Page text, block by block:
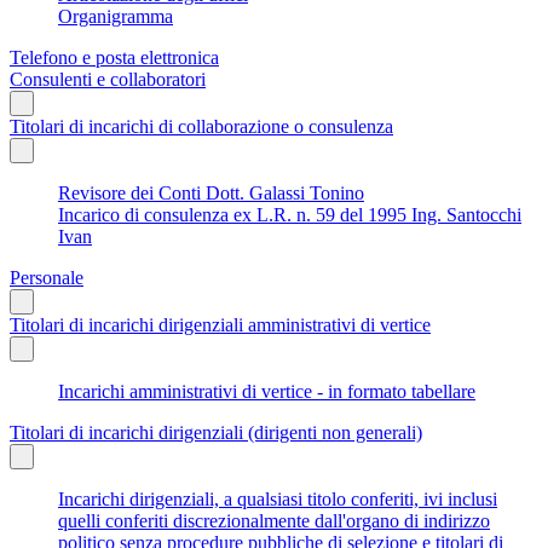
Organigramma
Telefono e posta elettronica
Consulenti e collaboratori
Titolari di incarichi di collaborazione o consulenza
Revisore dei Conti Dott. Galassi Tonino
Incarico di consulenza ex L.R. n. 59 del 1995 Ing. Santocchi
Ivan
Personale
Titolari di incarichi dirigenziali amministrativi di vertice
Incarichi amministrativi di vertice - in formato tabellare
Titolari di incarichi dirigenziali (dirigenti non generali)
Incarichi dirigenziali, a qualsiasi titolo conferiti, ivi inclusi
quelli conferiti discrezionalmente dall'organo di indirizzo
politico senza procedure pubbliche di selezione e titolari di